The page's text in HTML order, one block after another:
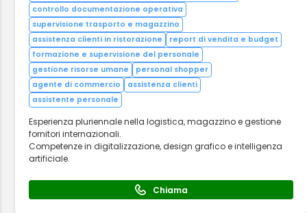
controllo documentazione operativa
supervisione trasporto e magazzino
assistenza clienti in ristorazione
report di vendita e budget
formazione e supervisione del personale
gestione risorse umane
personal shopper
agente di commercio
assistenza clienti
assistente personale
Esperienza pluriennale nella logistica, magazzino e gestione
fornitori internazionali.
Competenze in digitalizzazione, design grafico e intelligenza
artificiale.
Chiama